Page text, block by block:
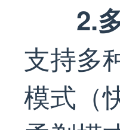
2.
支持多
模式（